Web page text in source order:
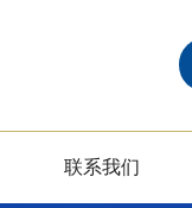
联系我们